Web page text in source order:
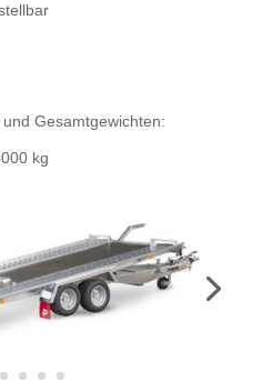
Gesamtgewichten:
kg